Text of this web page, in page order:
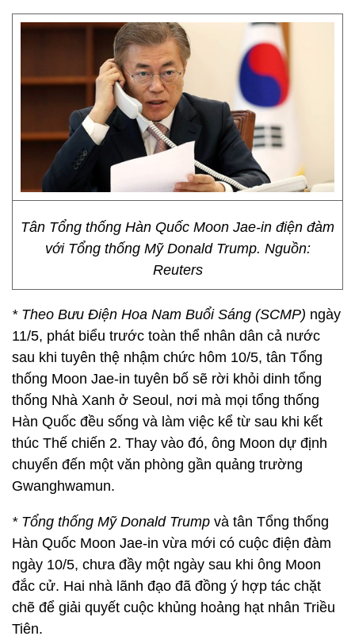
Tân Tổng thống Hàn Quốc Moon Jae-in điện đàm
với Tổng thống Mỹ Donald Trump. Nguồn:
Reuters
* Theo Bưu Điện Hoa Nam Buổi Sáng (SCMP) ngày
11/5, phát biểu trước toàn thể nhân dân cả nước
sau khi tuyên thệ nhậm chức hôm 10/5, tân Tổng
thống Moon Jae-in tuyên bố sẽ rời khỏi dinh tổng
thống Nhà Xanh ở Seoul, nơi mà mọi tổng thống
Hàn Quốc đều sống và làm việc kể từ sau khi kết
thúc Thế chiến 2. Thay vào đó, ông Moon dự định
chuyển đến một văn phòng gần quảng trường
Gwanghwamun.
* Tổng thống Mỹ Donald Trump và tân Tổng thống
Hàn Quốc Moon Jae-in vừa mới có cuộc điện đàm
ngày 10/5, chưa đầy một ngày sau khi ông Moon
đắc cử. Hai nhà lãnh đạo đã đồng ý hợp tác chặt
chẽ để giải quyết cuộc khủng hoảng hạt nhân Triều
Tiên.